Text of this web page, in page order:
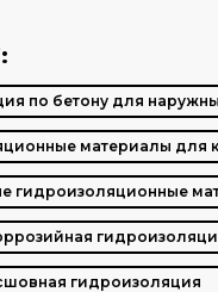
по бетону для
материалы для
гидроизоляционные
гидроизоляция